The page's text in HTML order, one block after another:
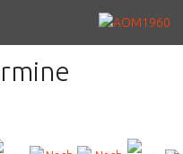
Menu Toggle